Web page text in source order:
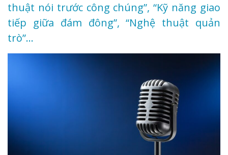
thuật nói trước công chúng”, “Kỹ năng giao
tiếp giữa đám đông”, “Nghệ thuật quản
trò”…